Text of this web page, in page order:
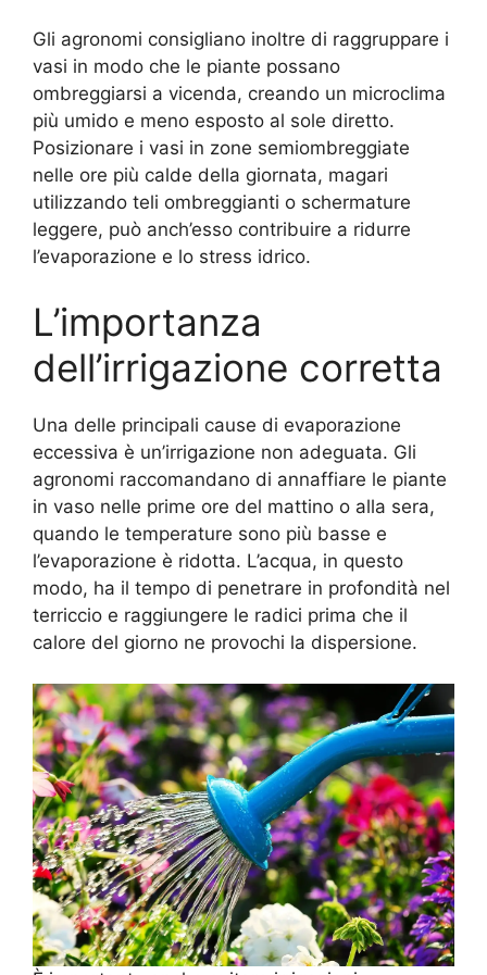
Gli agronomi consigliano inoltre di raggruppare i
vasi in modo che le piante possano
ombreggiarsi a vicenda, creando un microclima
più umido e meno esposto al sole diretto.
Posizionare i vasi in zone semiombreggiate
nelle ore più calde della giornata, magari
utilizzando teli ombreggianti o schermature
leggere, può anch’esso contribuire a ridurre
l’evaporazione e lo stress idrico.
L’importanza
dell’irrigazione corretta
Una delle principali cause di evaporazione
eccessiva è un’irrigazione non adeguata. Gli
agronomi raccomandano di annaffiare le piante
in vaso nelle prime ore del mattino o alla sera,
quando le temperature sono più basse e
l’evaporazione è ridotta. L’acqua, in questo
modo, ha il tempo di penetrare in profondità nel
terriccio e raggiungere le radici prima che il
calore del giorno ne provochi la dispersione.